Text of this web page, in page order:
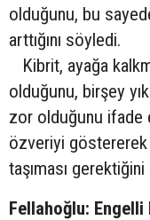
olduğunu, bu
arttığını söyledi.
Kibrit, ayağa
olduğunu, birşey
zor olduğunu ifade
özveriyi göstererek
taşıması
Fellahoğlu: